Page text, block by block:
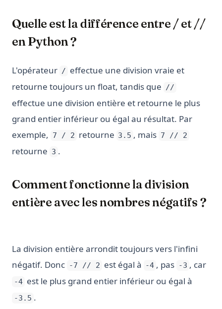
Quelle est la différence entre / et //
en Python ?
L'opérateur / effectue une division vraie et
retourne toujours un float, tandis que //
effectue une division entière et retourne le plus
grand entier inférieur ou égal au résultat. Par
exemple, 7 / 2 retourne 3.5 , mais 7 // 2
retourne 3 .
Comment fonctionne la division
entière avec les nombres négatifs ?
La division entière arrondit toujours vers l'infini
négatif. Donc -7 // 2 est égal à -4 , pas -3 , car
-4 est le plus grand entier inférieur ou égal à
-3.5 .